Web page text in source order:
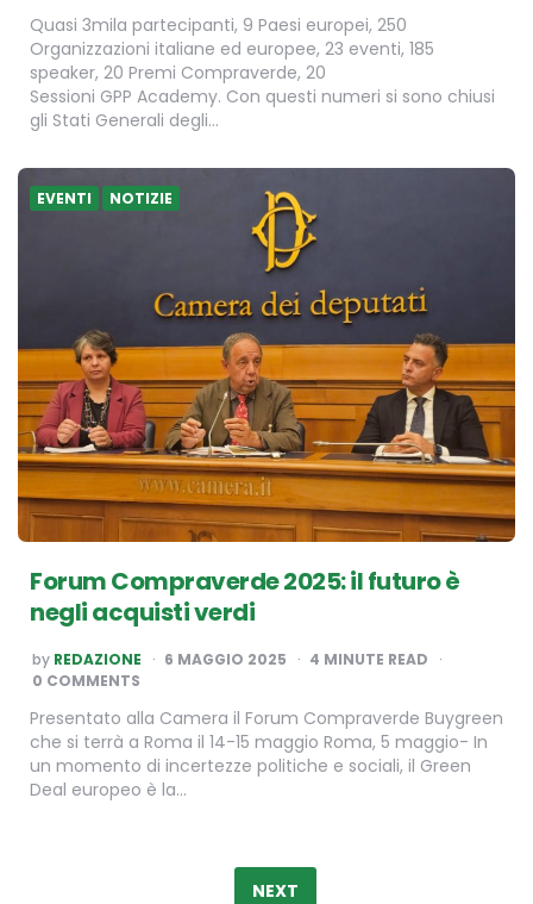
Quasi 3mila partecipanti, 9 Paesi europei, 250
Organizzazioni italiane ed europee, 23 eventi, 185
speaker, 20 Premi Compraverde, 20
Sessioni GPP Academy. Con questi numeri si sono chiusi
gli Stati Generali degli…
EVENTI NOTIZIE
Forum Compraverde 2025: il futuro è
negli acquisti verdi
POSTED
BY
by REDAZIONE 6 MAGGIO 2025 4 MINUTE READ
0 COMMENTS
Presentato alla Camera il Forum Compraverde Buygreen
che si terrà a Roma il 14-15 maggio Roma, 5 maggio- In
un momento di incertezze politiche e sociali, il Green
Deal europeo è la…
NEXT